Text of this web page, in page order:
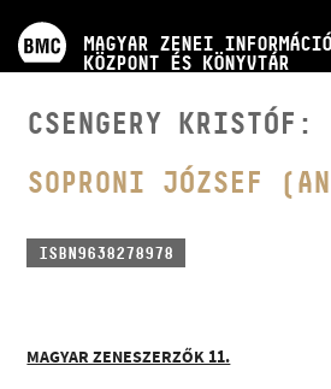
MAGYAR ZENEI
KÖZPONT ÉS KÖNYVTÁR
KÉPZÉSEK
KIADVÁNYOK
CSENGERY KRISTÓF:
SOPRONI JÓZSEF
ISBN9638278978
MAGYAR ZENESZERZŐK 11.